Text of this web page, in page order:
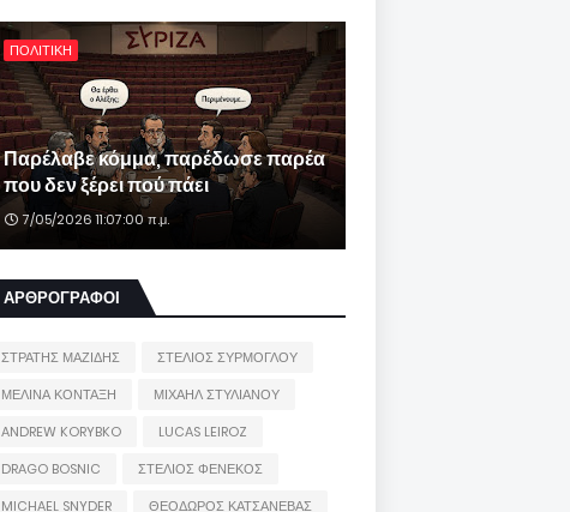
ΠΟΛΙΤΙΚΗ
Παρέλαβε κόμμα, παρέδωσε παρέα
που δεν ξέρει πού πάει
7/05/2026 11:07:00 π.μ.
ΑΡΘΡΟΓΡΑΦΟΙ
ΣΤΡΑΤΗΣ ΜΑΖΙΔΗΣ
ΣΤΕΛΙΟΣ ΣΥΡΜΟΓΛΟΥ
ΜΕΛΙΝΑ ΚΟΝΤΑΞΗ
ΜΙΧΑΗΛ ΣΤΥΛΙΑΝΟΥ
ANDREW KORYBKO
LUCAS LEIROZ
DRAGO BOSNIC
ΣΤΕΛΙΟΣ ΦΕΝΕΚΟΣ
MICHAEL SNYDER
ΘΕΟΔΩΡΟΣ ΚΑΤΣΑΝΕΒΑΣ